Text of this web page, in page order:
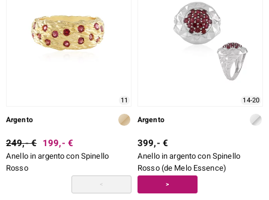
11
Argento
249,- € 199,- €
Anello in argento con Spinello
Rosso
14-20
Argento
399,- €
Anello in argento con Spinello
Rosso (de Melo Essence)
< >